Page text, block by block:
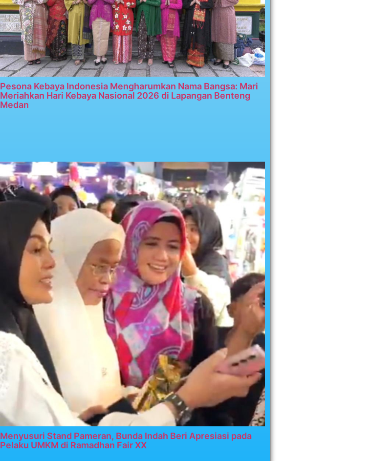
Pesona Kebaya Indonesia Mengharumkan Nama Bangsa: Mari
Meriahkan Hari Kebaya Nasional 2026 di Lapangan Benteng
Medan
Menyusuri Stand Pameran, Bunda Indah Beri Apresiasi pada
Pelaku UMKM di Ramadhan Fair XX